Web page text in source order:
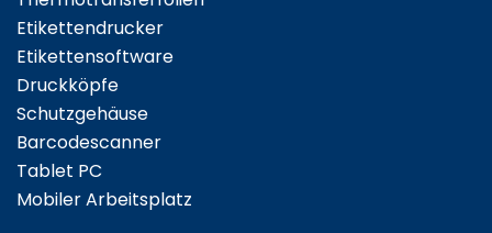
Etikettendrucker
Etikettensoftware
Druckköpfe
Schutzgehäuse
Barcodescanner
Tablet PC
Mobiler Arbeitsplatz